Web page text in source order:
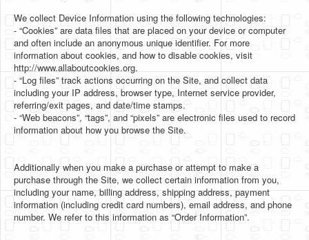
We collect Device Information using the following technologies:
- “Cookies” are data files that are placed on your device or computer
and often include an anonymous unique identifier. For more
information about cookies, and how to disable cookies, visit
http://www.allaboutcookies.org.
- “Log files” track actions occurring on the Site, and collect data
including your IP address, browser type, Internet service provider,
referring/exit pages, and date/time stamps.
- “Web beacons”, “tags”, and “pixels” are electronic files used to record
information about how you browse the Site.
Additionally when you make a purchase or attempt to make a
purchase through the Site, we collect certain information from you,
including your name, billing address, shipping address, payment
information (including credit card numbers), email address, and phone
number. We refer to this information as “Order Information”.